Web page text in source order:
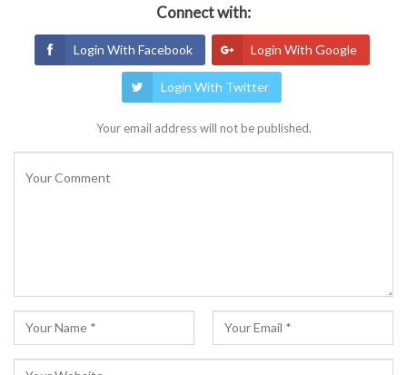
Connect with:
Login With Facebook Login With Google
Login With Twitter
Your email address will not be published.